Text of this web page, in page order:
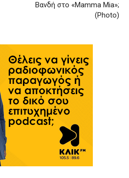
Βανδή στο «Mamma Mia»;
(Photo)